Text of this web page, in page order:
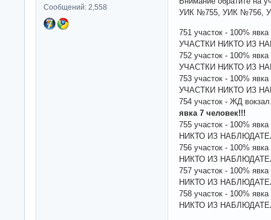
Сообщений: 2,558
УИК №755, УИК №756,
751 участок - 100% явка
УЧАСТКИ НИКТО ИЗ
752 участок - 100% явка
УЧАСТКИ НИКТО ИЗ
753 участок - 100% явка
УЧАСТКИ НИКТО ИЗ
754 участок - ЖД
явка 7 человек!!!
755 участок - 100%
НИКТО ИЗ
756 участок - 100%
НИКТО ИЗ
757 участок - 100%
НИКТО ИЗ
758 участок - 100%
НИКТО ИЗ